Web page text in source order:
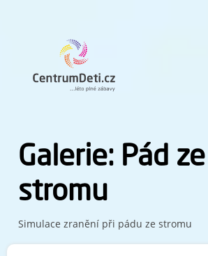
Galerie: Pád ze
stromu
Simulace zranění při pádu ze stromu